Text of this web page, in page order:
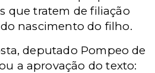
que tratem de filiação
nascimento do filho.
deputado Pompeo de
a aprovação do texto: